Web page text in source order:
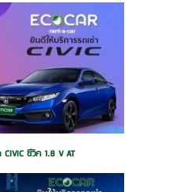
CIVIC ซีวิค 1.8 V AT